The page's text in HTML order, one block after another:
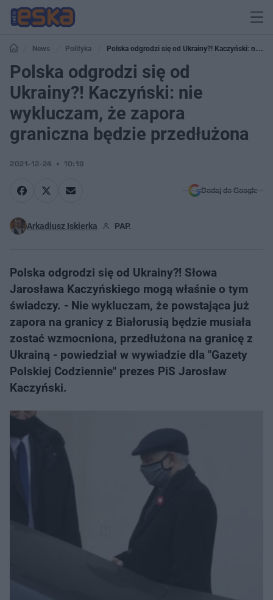
News Polityka
Polska odgrodzi się od Ukrainy?! Kaczyński: nie
wykluczam, że zapora graniczna będzie przedłużona
Polska odgrodzi się od
Ukrainy?! Kaczyński: nie
wykluczam, że zapora
graniczna będzie przedłużona
2021-12-24 10:19
Dodaj do Google
Arkadiusz Iskierka PAP.
Polska odgrodzi się od Ukrainy?! Słowa
Jarosława Kaczyńskiego mogą właśnie o tym
świadczy. - Nie wykluczam, że powstająca już
zapora na granicy z Białorusią będzie musiała
zostać wzmocniona, przedłużona na granicę z
Ukrainą - powiedział w wywiadzie dla "Gazety
Polskiej Codziennie" prezes PiS Jarosław
Kaczyński.